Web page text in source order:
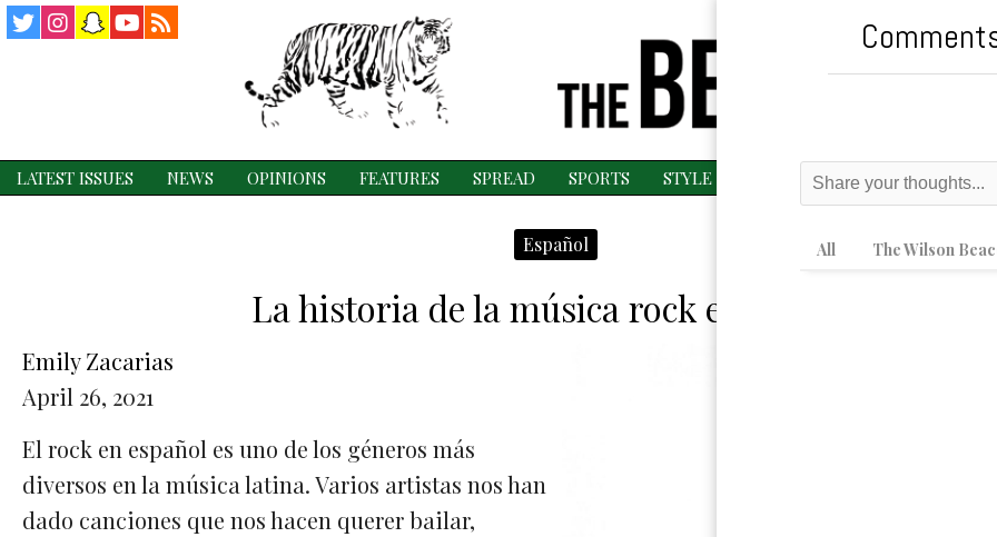
YouTube
Snapchat
Instagram
Twitter
LATEST ISSUES NEWS OPINIONS FEATURES SPREAD SPORTS STYLE ESPAÑOL MAGAZINE
Español
La historia de la música rock en español
Emily Zacarias
April 26, 2021
El rock en español es uno de los géneros más
diversos en la música latina. Varios artistas nos han
dado canciones que nos hacen querer bailar,
All The Wilson